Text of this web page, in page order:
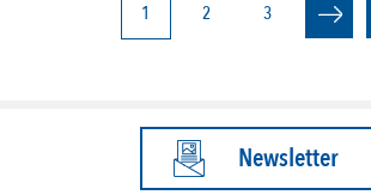
Page
courante
1 Page
2 Page
3
Newsletter